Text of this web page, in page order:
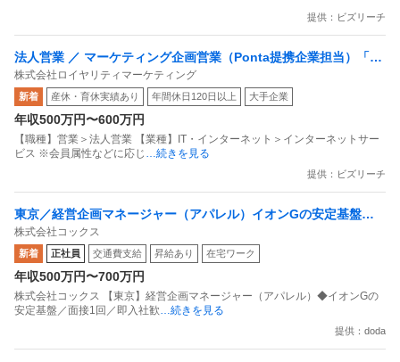
提供：ビズリーチ
法人営業 ／ マーケティング企画営業（Ponta提携企業担当）「国
内最大級の共通ポイントサービスを展開／無駄のない消費社会を
目指すデータマーケティングカンパニー」
株式会社ロイヤリティマーケティング
新着 産休・育休実績あり 年間休日120日以上 大手企業
年収500万円〜600万円
【職種】営業＞法人営業 【業種】IT・インターネット＞インターネットサー
ビス ※会員属性などに応じ
…続きを見る
提供：ビズリーチ
東京／経営企画マネージャー（アパレル）イオンGの安定基盤／
面接1回／即入社歓迎
株式会社コックス
新着 正社員 交通費支給 昇給あり 在宅ワーク
年収500万円〜700万円
株式会社コックス 【東京】経営企画マネージャー（アパレル）◆イオンGの
安定基盤／面接1回／即入社歓 …続きを見る
提供：doda